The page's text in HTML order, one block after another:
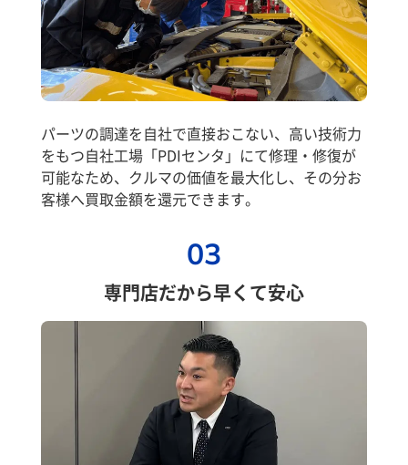
パーツの調達を自社で直接おこない、高い技術力
をもつ自社工場「PDIセンタ」にて修理・修復が
可能なため、クルマの価値を最大化し、その分お
客様へ買取金額を還元できます。
03
専門店だから早くて安心